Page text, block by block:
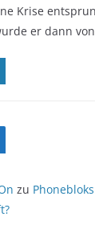
Krise
er dann
zu